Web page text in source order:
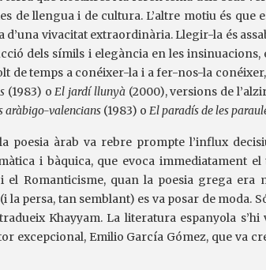
de llengua i de cultura. L’altre motiu és que
d’una vivacitat extraordinària. Llegir-la és
dels símils i elegància en les insinuacions,
de temps a conéixer-la i a fer-nos-la
(1983) oEl jardí llunyà(2000), versions de
aràbigo-valencians (1983) o El paradís de les
poesia àrab va rebre prompte l’influx
i bàquica, que evoca immediatament el
el Romanticisme, quan la poesia grega era
la persa, tan semblant) es va posar de moda.
Khayyam. La literatura espanyola s’hi
excepcional, Emilio García Gómez, que va